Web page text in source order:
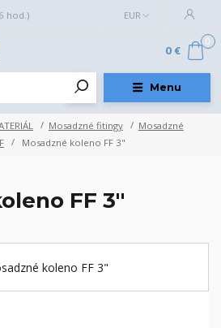
Menu
EUR
hod.)
0
0 €
Mosadzné fitingy
Mosadzné
Mosadzné koleno FF 3"
FF 3"